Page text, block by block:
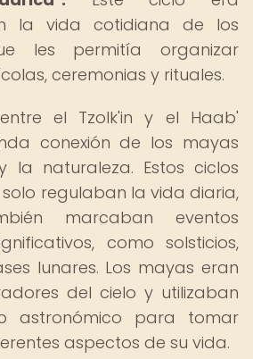
la vida cotidiana de los
les permitía organizar
ceremonias y rituales.
el Tzolk'in y el Haab'
conexión de los mayas
la naturaleza. Estos ciclos
regulaban la vida diaria,
marcaban eventos
como solsticios,
lunares. Los mayas eran
del cielo y utilizaban
astronómico para tomar
aspectos de su vida.